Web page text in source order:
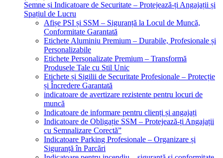
Semne și Indicatoare de Securitate – Protejează-ți Angajații și
Spațiul de Lucru
Afișe PSI și SSM – Siguranță la Locul de Muncă,
Conformitate Garantată
Etichete Aluminiu Premium – Durabile, Profesionale și
Personalizabile
Etichete Personalizate Premium – Transformă
Produsele Tale cu Stil Unic
Etichete și Sigilii de Securitate Profesionale – Protecție
și Încredere Garantată
indicatoare de avertizare rezistente pentru locuri de
muncă
Indicatoare de informare pentru clienți și angajați
Indicatoare de Obligație SSM – Protejează-ți Angajații
cu Semnalizare Corectă”
Indicatoare Parking Profesionale – Organizare și
Siguranță în Parcări